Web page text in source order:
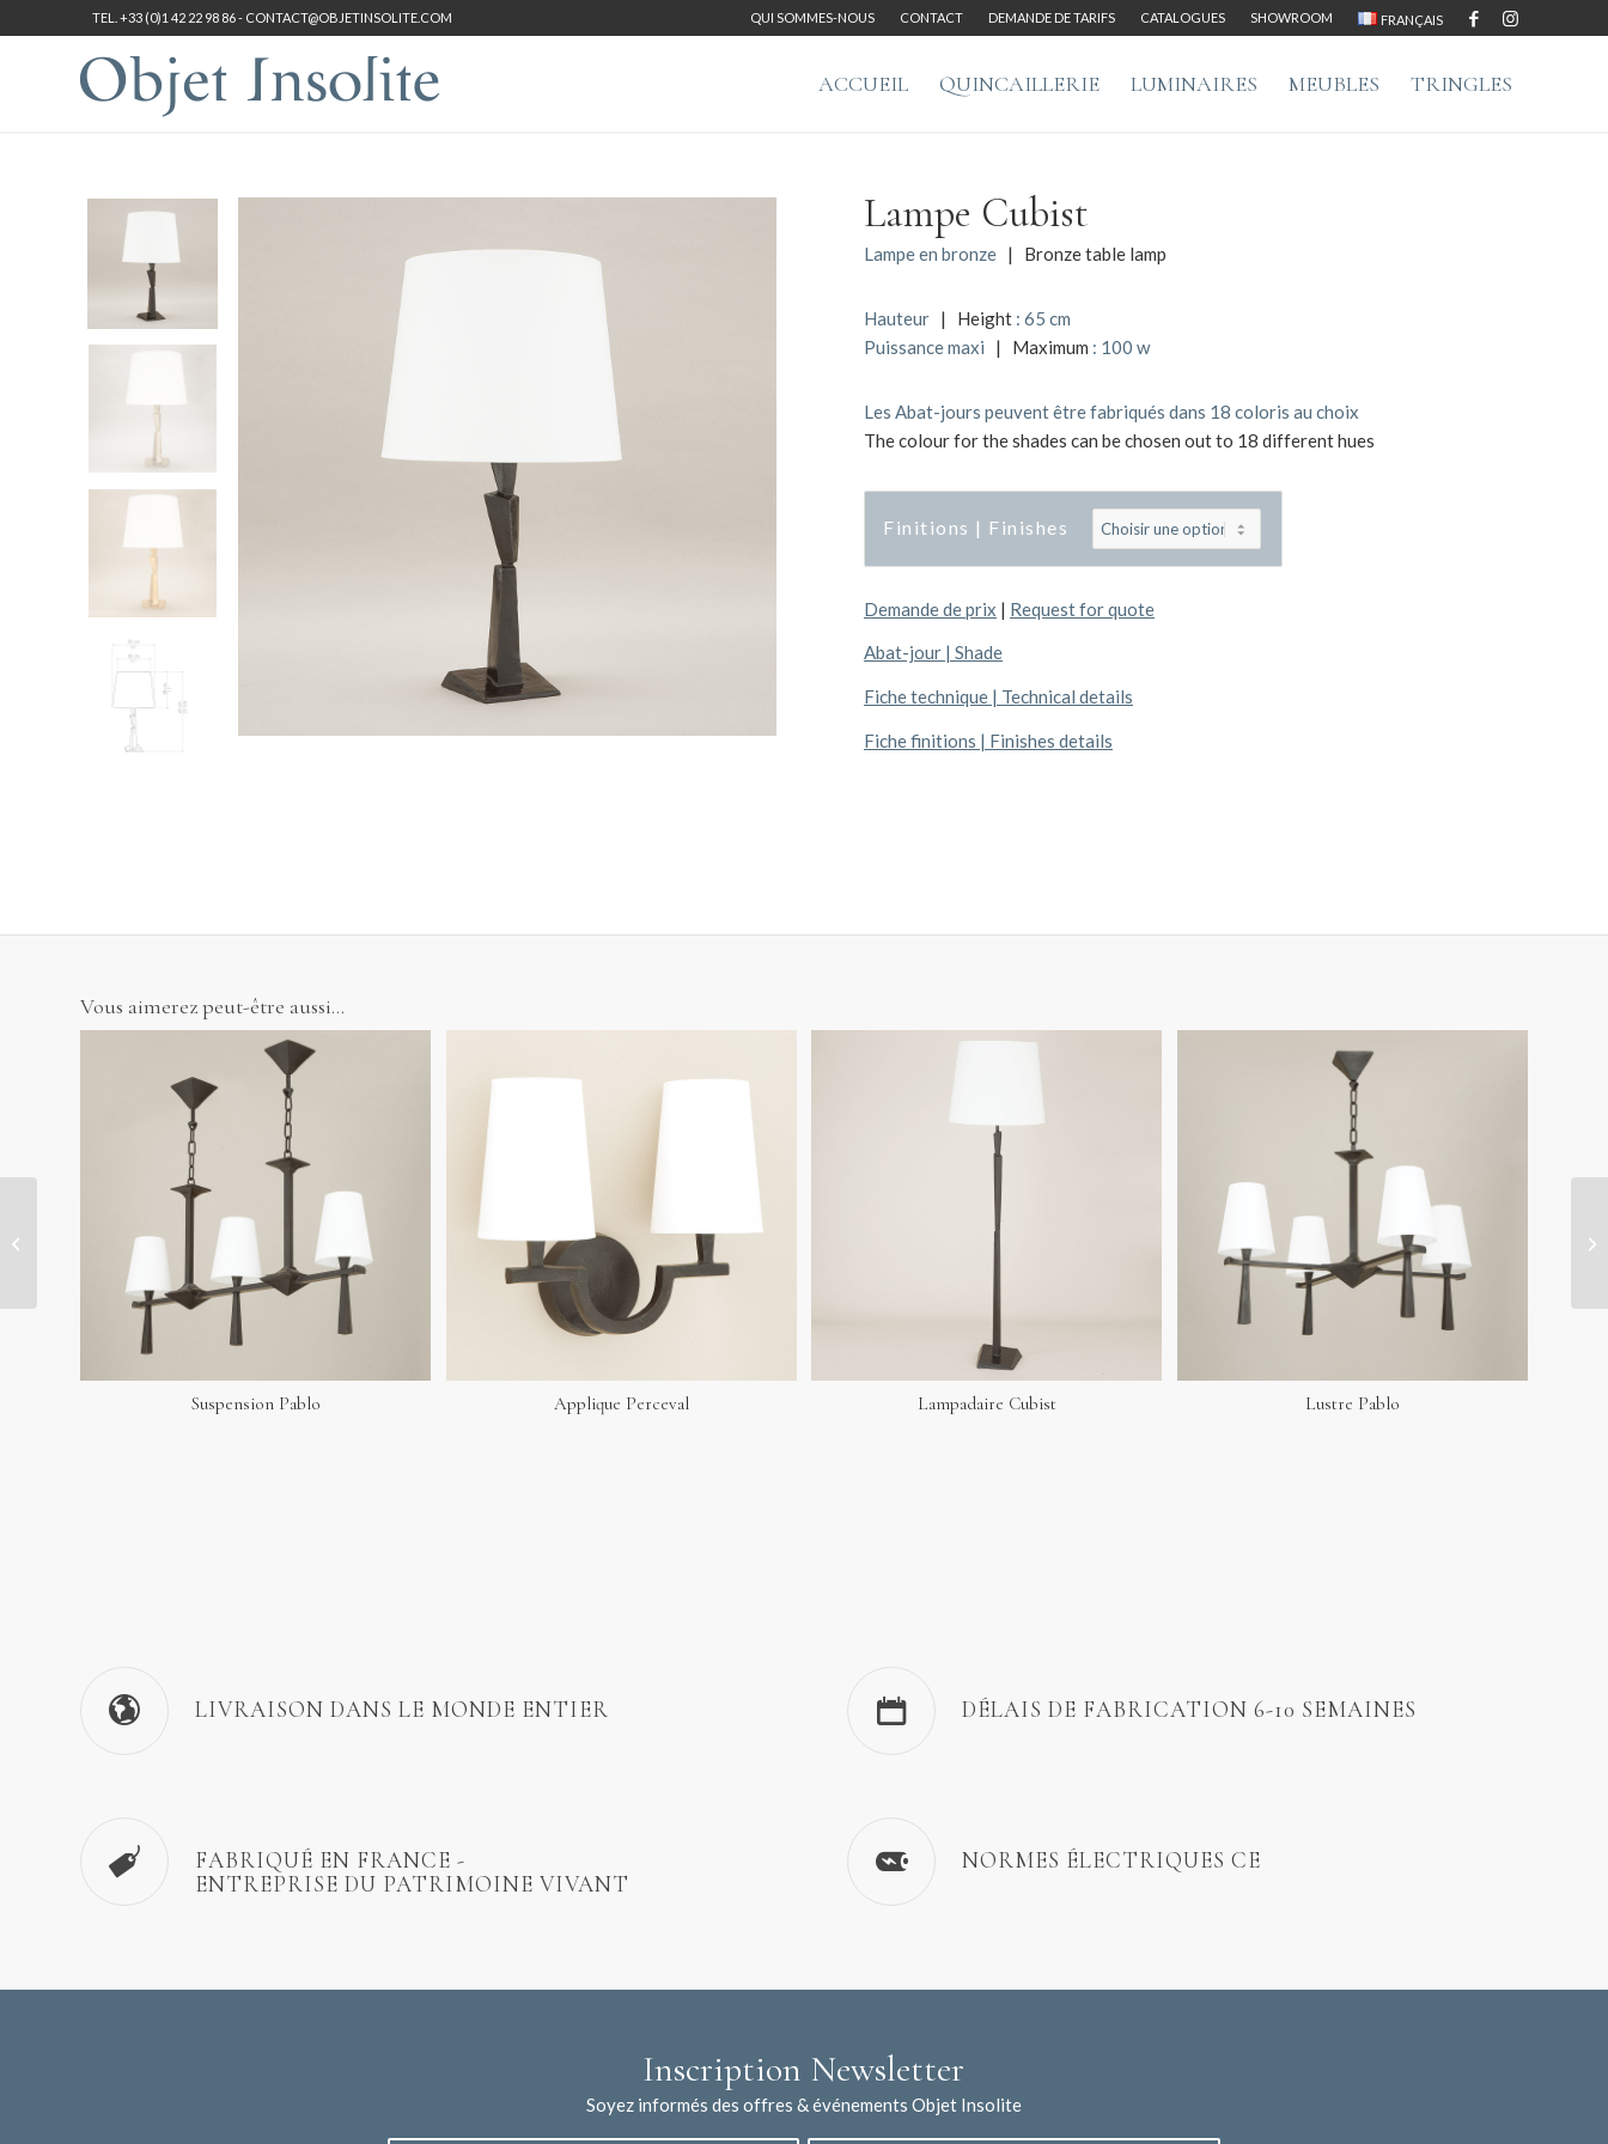
QUI SOMMES-NOUS CONTACT DEMANDE DE TARIFS CATALOGUES SHOWROOM FRANÇAIS
TEL. +33 (0)1 42 22 98 86 - CONTACT@OBJETINSOLITE.COM
ACCUEIL QUINCAILLERIE LUMINAIRES MEUBLES TRINGLES
Lampe Cubist
Lampe en bronze | Bronze table lamp
Hauteur | Height : 65 cm
Puissance maxi | Maximum : 100 w
Les Abat-jours peuvent être fabriqués dans 18 coloris au choix
The colour for the shades can be chosen out to 18 different hues
Finitions | Finishes
Demande de prix | Request for quote
Abat-jour | Shade
Fiche technique | Technical details
Fiche finitions | Finishes details
Vous aimerez peut-être aussi…
Suspension Pablo Applique Perceval Lampadaire Cubist Lustre Pablo
LIVRAISON DANS LE MONDE ENTIER DÉLAIS DE FABRICATION 6-10 SEMAINES
FABRIQUÉ EN FRANCE -
ENTREPRISE DU PATRIMOINE VIVANT
NORMES ÉLECTRIQUES CE
Inscription Newsletter
Soyez informés des offres & événements Objet Insolite